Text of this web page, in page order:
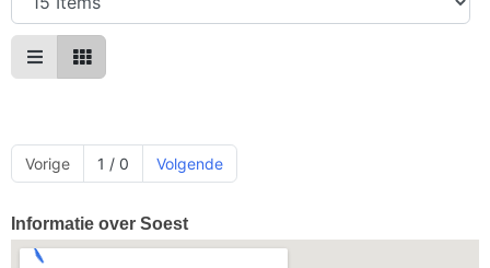
Vorige 1 / 0 Volgende
Informatie over Soest